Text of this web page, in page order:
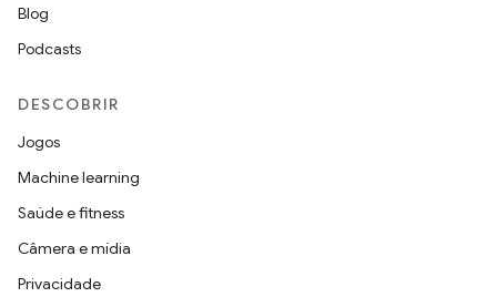
Blog
Podcasts
DESCOBRIR
Jogos
Machine learning
Saúde e fitness
Câmera e mídia
Privacidade